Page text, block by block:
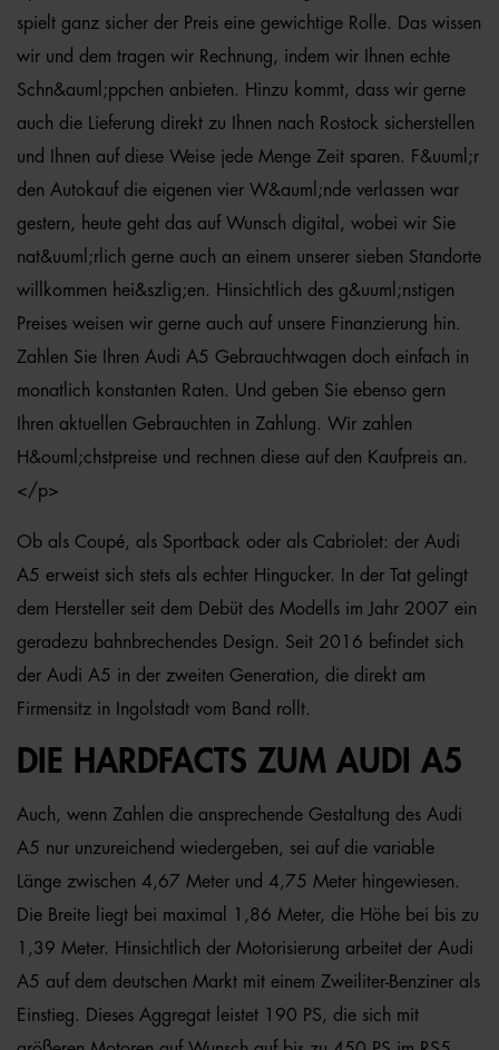
spielt ganz sicher der Preis eine gewichtige Rolle. Das wissen
wir und dem tragen wir Rechnung, indem wir Ihnen echte
Schn&auml;ppchen anbieten. Hinzu kommt, dass wir gerne
auch die Lieferung direkt zu Ihnen nach Rostock sicherstellen
und Ihnen auf diese Weise jede Menge Zeit sparen. F&uuml;r
den Autokauf die eigenen vier W&auml;nde verlassen war
gestern, heute geht das auf Wunsch digital, wobei wir Sie
nat&uuml;rlich gerne auch an einem unserer sieben Standorte
willkommen hei&szlig;en. Hinsichtlich des g&uuml;nstigen
Preises weisen wir gerne auch auf unsere Finanzierung hin.
Zahlen Sie Ihren Audi A5 Gebrauchtwagen doch einfach in
monatlich konstanten Raten. Und geben Sie ebenso gern
Ihren aktuellen Gebrauchten in Zahlung. Wir zahlen
H&ouml;chstpreise und rechnen diese auf den Kaufpreis an.
</p>
Ob als Coupé, als Sportback oder als Cabriolet: der Audi
A5 erweist sich stets als echter Hingucker. In der Tat gelingt
dem Hersteller seit dem Debüt des Modells im Jahr 2007 ein
geradezu bahnbrechendes Design. Seit 2016 befindet sich
der Audi A5 in der zweiten Generation, die direkt am
Firmensitz in Ingolstadt vom Band rollt.
DIE HARDFACTS ZUM AUDI A5
Auch, wenn Zahlen die ansprechende Gestaltung des Audi
A5 nur unzureichend wiedergeben, sei auf die variable
Länge zwischen 4,67 Meter und 4,75 Meter hingewiesen.
Die Breite liegt bei maximal 1,86 Meter, die Höhe bei bis zu
1,39 Meter. Hinsichtlich der Motorisierung arbeitet der Audi
A5 auf dem deutschen Markt mit einem Zweiliter-Benziner als
Einstieg. Dieses Aggregat leistet 190 PS, die sich mit